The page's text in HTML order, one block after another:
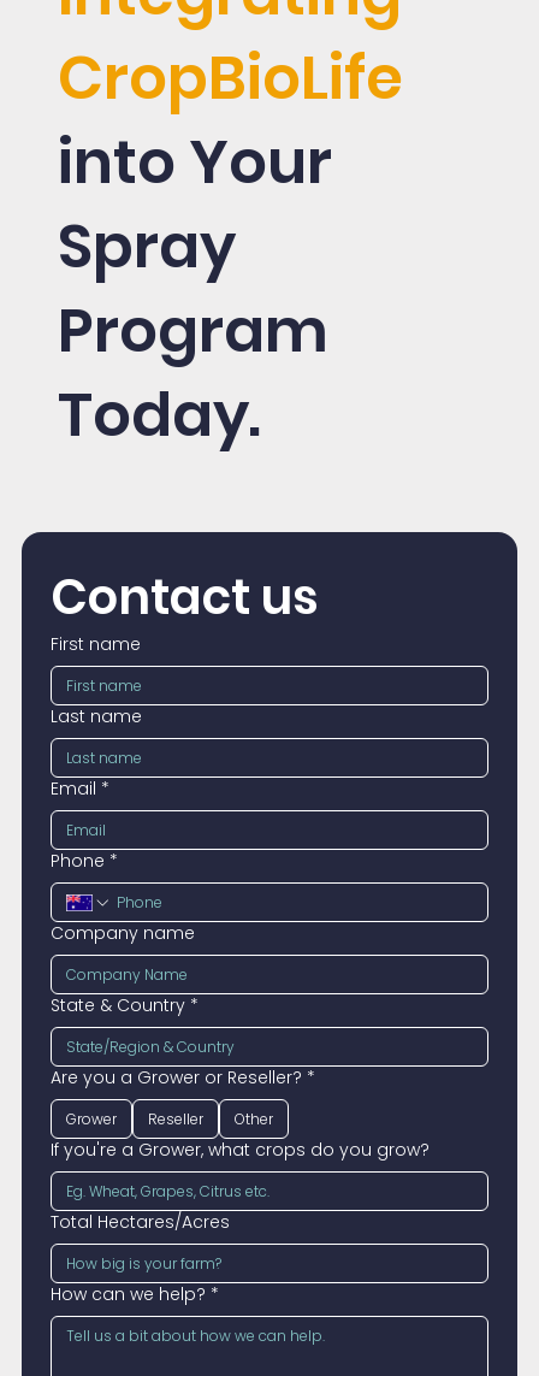
CropBioLife
into Your
Spray
Program
Today.
Contact us
First name
Last name
Email *
Phone *
Company name
State & Country *
Are you a Grower or Reseller? *
Grower Reseller Other
If you're a Grower, what crops do you grow?
Total Hectares/Acres
How can we help? *